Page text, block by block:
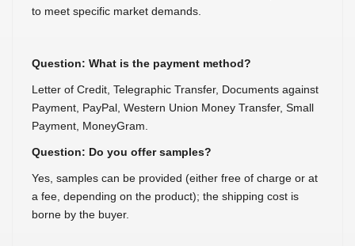
to meet specific market demands.
Question: What is the payment method?
Letter of Credit, Telegraphic Transfer, Documents against
Payment, PayPal, Western Union Money Transfer, Small
Payment, MoneyGram.
Question: Do you offer samples?
Yes, samples can be provided (either free of charge or at
a fee, depending on the product); the shipping cost is
borne by the buyer.